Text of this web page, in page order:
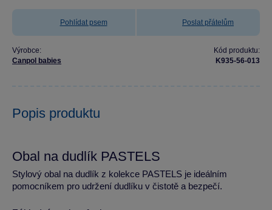
Pohlídat psem Poslat přátelům
Výrobce:
Canpol babies
Kód produktu:
K935-56-013
Popis produktu
Obal na dudlík PASTELS
Stylový obal na dudlík z kolekce PASTELS je ideálním
pomocníkem pro udržení dudlíku v čistotě a bezpečí.